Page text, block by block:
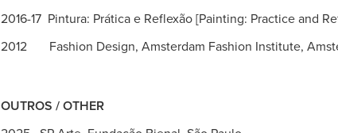
2016-17 Pintura: Prática e Reflexão [Painting: Practice and
2012 Fashion Design, Amsterdam Fashion Institute,
OUTROS / OTHER